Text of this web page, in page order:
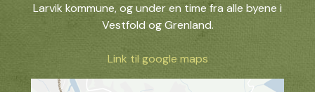
Larvik kommune, og under en time fra alle byene i
Vestfold og Grenland.
Link til google maps